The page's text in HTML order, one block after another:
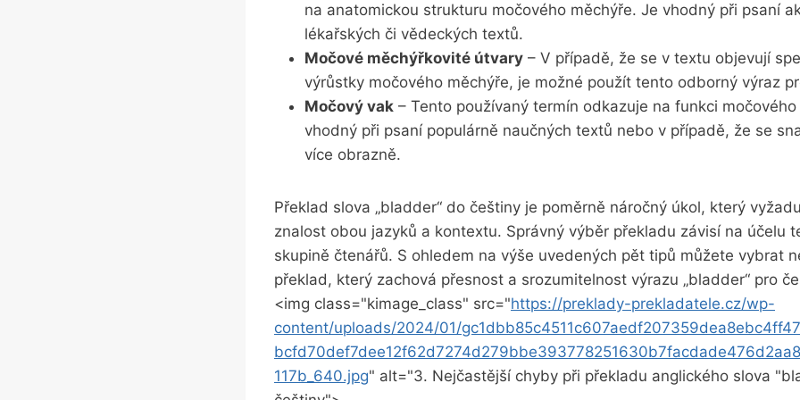
na anatomickou ‍strukturu močového měchýře.⁢ Je vhodný při ⁤psaní
lékařských či ‍vědeckých textů.
Močové měchýřkovité útvary – V⁤ případě, že se v textu objevují
výrůstky močového měchýře, je možné použít​ tento odborný výraz
Močový vak – Tento používaný termín⁢ odkazuje na funkci‌
vhodný při⁢ psaní populárně naučných textů nebo v ⁤případě, že se
více obrazně.
Překlad ⁣slova „bladder“ do češtiny je ‌poměrně náročný‍ úkol, ⁢který
znalost obou jazyků a kontextu.⁢ Správný výběr překladu závisí na účelu
skupině čtenářů.⁤ S ohledem na výše uvedených pět tipů můžete vybrat
překlad, ‌který zachová přesnost a srozumitelnost výrazu „bladder“ pro
<img class="kimage_class" src="https://preklady-prekladatele.cz/wp-
content/uploads/2024/01/
117b_640.jpg" alt="3. Nejčastější chyby při překladu ​anglického slova